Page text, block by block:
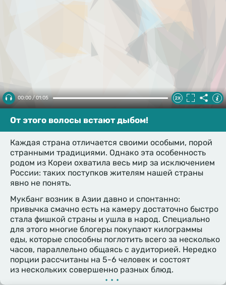
00:00 / 01:05
От этого волосы встают дыбом!
Каждая страна отличается своими особыми, порой
странными традициями. Однако эта особенность
родом из Кореи охватила весь мир за исключением
России: таких поступков жителям нашей страны
явно не понять.
Мукбанг возник в Азии давно и спонтанно:
привычка смачно есть на камеру достаточно быстро
стала фишкой страны и ушла в народ. Специально
для этого многие блогеры покупают килограммы
еды, которые способны поглотить всего за несколько
часов, параллельно общаясь с аудиторией. Нередко
порции рассчитаны на 5-6 человек и состоят
из нескольких совершенно разных блюд.
•••